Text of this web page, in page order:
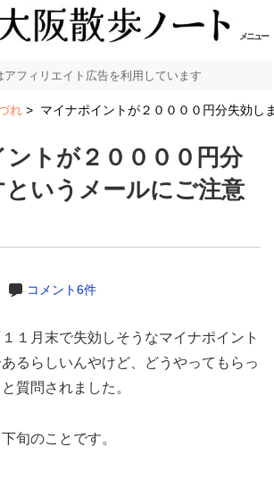
メニュー
アフィリエイト広告を利用しています
れ マイナポイントが２００００円分失効し
トが２００００円分
いうメールにご注意
コメント6件
１月末で失効しそうなマイナポイント
るらしいんやけど、どうやってもらっ
質問されました。
旬のことです。